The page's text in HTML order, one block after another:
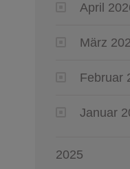
April
März
Februar
Januar
2025